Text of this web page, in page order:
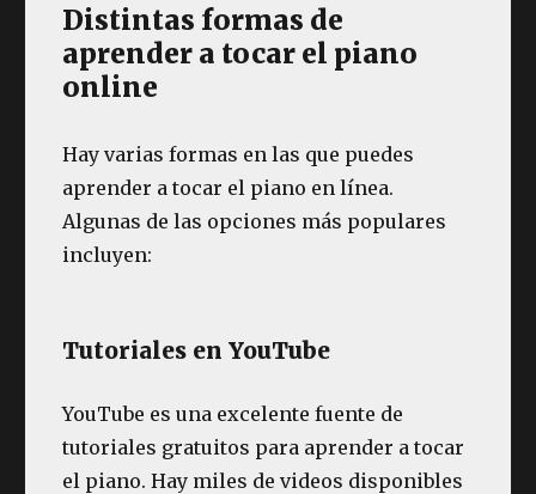
Distintas formas de
aprender a tocar el piano
online
Hay varias formas en las que puedes
aprender a tocar el piano en línea.
Algunas de las opciones más populares
incluyen:
Tutoriales en YouTube
YouTube es una excelente fuente de
tutoriales gratuitos para aprender a tocar
el piano. Hay miles de videos disponibles